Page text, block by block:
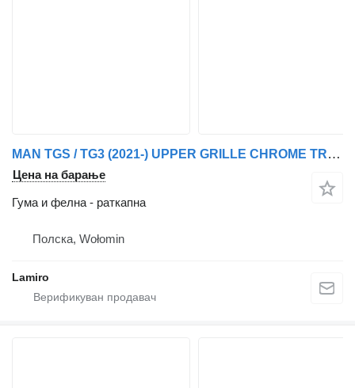
MAN TGS / TG3 (2021-) UPPER GRILLE CHROME TRIM за MAN (from 2021)
Цена на барање
Гума и фелна - раткапна
Полска, Wołomin
Lamiro